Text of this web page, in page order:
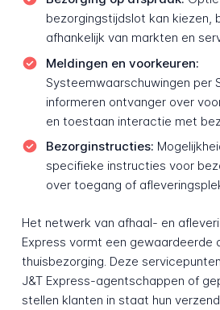
bezorgingstijdslot kan kiezen,
afhankelijk van markten en
Meldingen en voorkeuren:
Systeemwaarschuwingen per
informeren ontvanger over
en toestaan interactie met
Bezorginstructies:
specifieke instructies voor
over toegang of
Het netwerk van afhaal- en
Express vormt een gewaardeerde
thuisbezorging. Deze
J&T Express-agentschappen of
stellen klanten in staat hun